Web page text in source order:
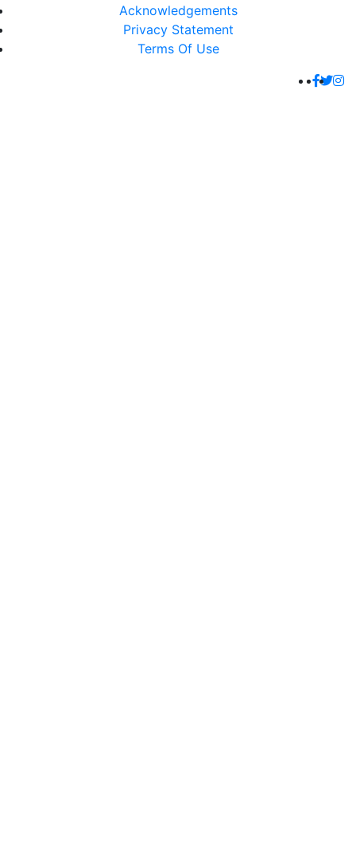
Acknowledgements
Privacy Statement
Terms Of Use